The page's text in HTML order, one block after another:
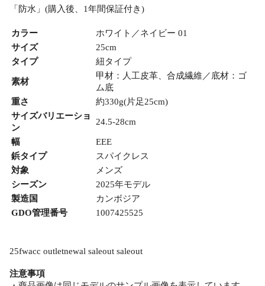
「防水」(購入後、1年間保証付き)
カラー
ホワイト／ネイビー 01
サイズ
25cm
タイプ
紐タイプ
素材
甲材：人工皮革、合成繊維／底材：ゴ
ム底
重さ
約330g(片足25cm)
サイズバリエーショ
ン
24.5-28cm
幅
EEE
鋲タイプ
スパイクレス
対象
メンズ
シーズン
2025年モデル
製造国
カンボジア
GDO管理番号
1007425525
25fwacc outletnewal saleout saleout
注意事項